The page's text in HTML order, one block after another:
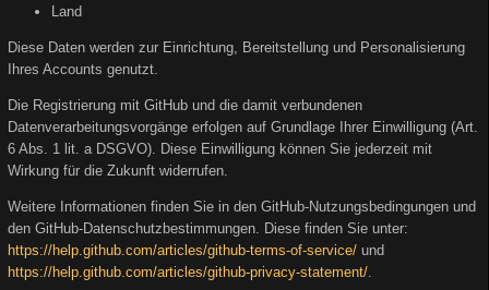
Land
Diese Daten werden zur Einrichtung, Bereitstellung und Personalisierung
Ihres Accounts genutzt.
Die Registrierung mit GitHub und die damit verbundenen
Datenverarbeitungsvorgänge erfolgen auf Grundlage Ihrer Einwilligung (Art.
6 Abs. 1 lit. a DSGVO). Diese Einwilligung können Sie jederzeit mit
Wirkung für die Zukunft widerrufen.
Weitere Informationen finden Sie in den GitHub-Nutzungsbedingungen und
den GitHub-Datenschutzbestimmungen. Diese finden Sie unter:
https://help.github.com/articles/github-terms-of-service/ und
https://help.github.com/articles/github-privacy-statement/.